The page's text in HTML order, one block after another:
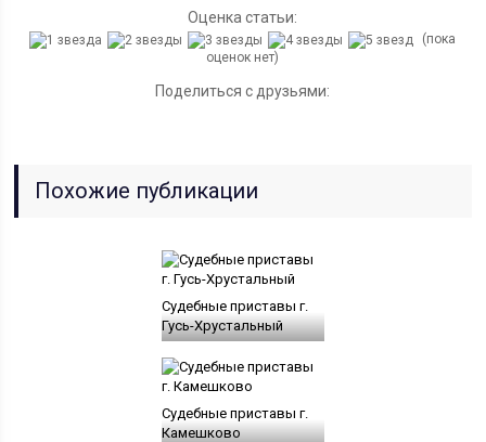
Оценка статьи:
(пока
оценок нет)
Поделиться с друзьями:
Похожие публикации
Судебные приставы г.
Гусь-Хрустальный
Судебные приставы г.
Камешково